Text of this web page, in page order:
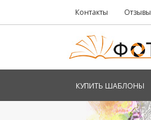
Контакты Отзывы
КУПИТЬ ШАБЛОНЫ